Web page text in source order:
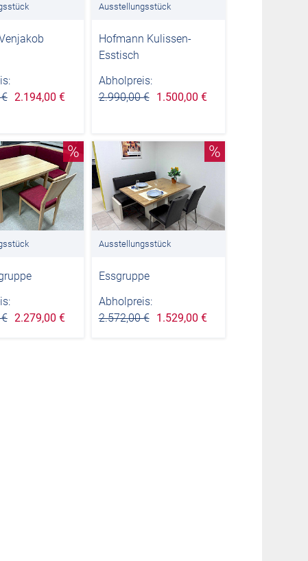
2.194,00 €
Ausstellungsstück
Hofmann Kulissen-
Esstisch
Abholpreis:
2.990,00 €
1.500,00 €
%
2.279,00 €
%
Ausstellungsstück
Essgruppe
Abholpreis:
2.572,00 €
1.529,00 €